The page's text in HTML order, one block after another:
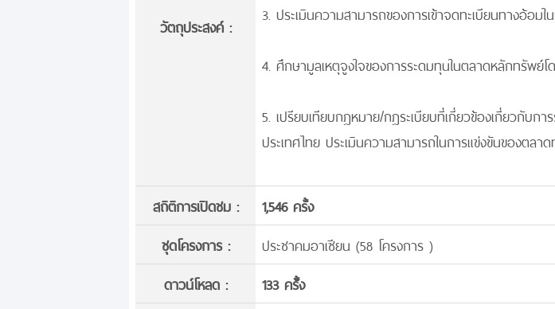
วัตถุประสงค์ :
3. ประเมินความสามารถของการเข้าจดทะเบียนทางอ้
4. ศึกษามูลเหตุจูงใจของการระดมทุนในตลาดหลักทรัพย์
5. เปรียบเทียบกฎหมาย/กฎระเบียบที่เกี่ยวข้องเกี่ยวกับก
ประเทศไทย ประเมินความสามารถในการแข่งขันของตล
สถิติการเปิดชม :
1,546 ครั้ง
ชุดโครงการ :
ประชาคมอาเซียน (58 โครงการ )
ดาวน์โหลด :
133 ครั้้ง